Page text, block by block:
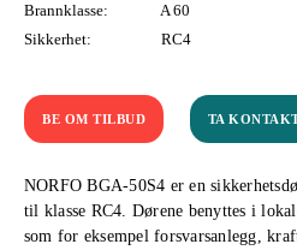
Brannklasse:
A 60
Sikkerhet:
RC4
BE OM TILBUD TA
NORFO BGA-50S4 er en
til klasse RC4. Dørene benyttes i
som for eksempel forsvarsanlegg,